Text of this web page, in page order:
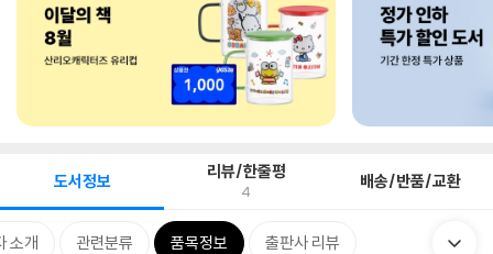
도서정보 리뷰/한줄평
4 배송/반품/교환
소개 관련분류 품목정보 출판사 리뷰